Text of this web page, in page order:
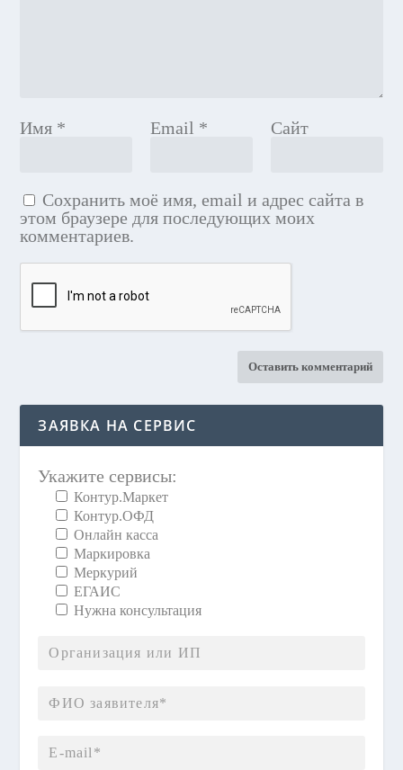
Имя * Email * Сайт
Сохранить моё имя, email и адрес сайта в
этом браузере для последующих моих
комментариев.
ЗАЯВКА НА СЕРВИС
Укажите сервисы:
Контур.Маркет
Контур.ОФД
Онлайн касса
Маркировка
Меркурий
ЕГАИС
Нужна консультация